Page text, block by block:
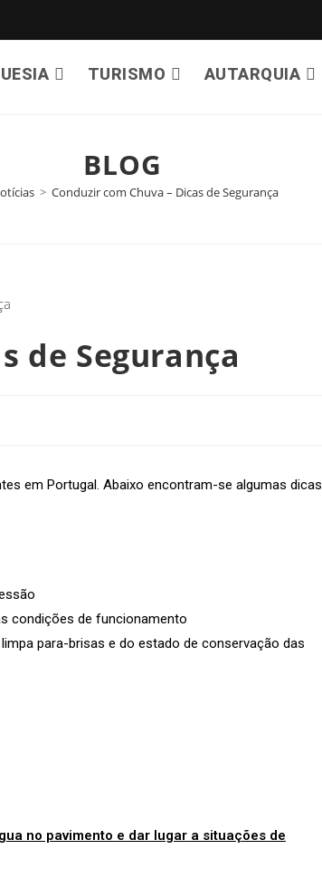
TURISMO AUTARQUIA
BLOG
> Conduzir com Chuva – Dicas de Segurança
de Segurança
em Portugal. Abaixo encontram-se algumas dicas
condições de funcionamento
para-brisas e do estado de conservação das
no pavimento e dar lugar a situações de